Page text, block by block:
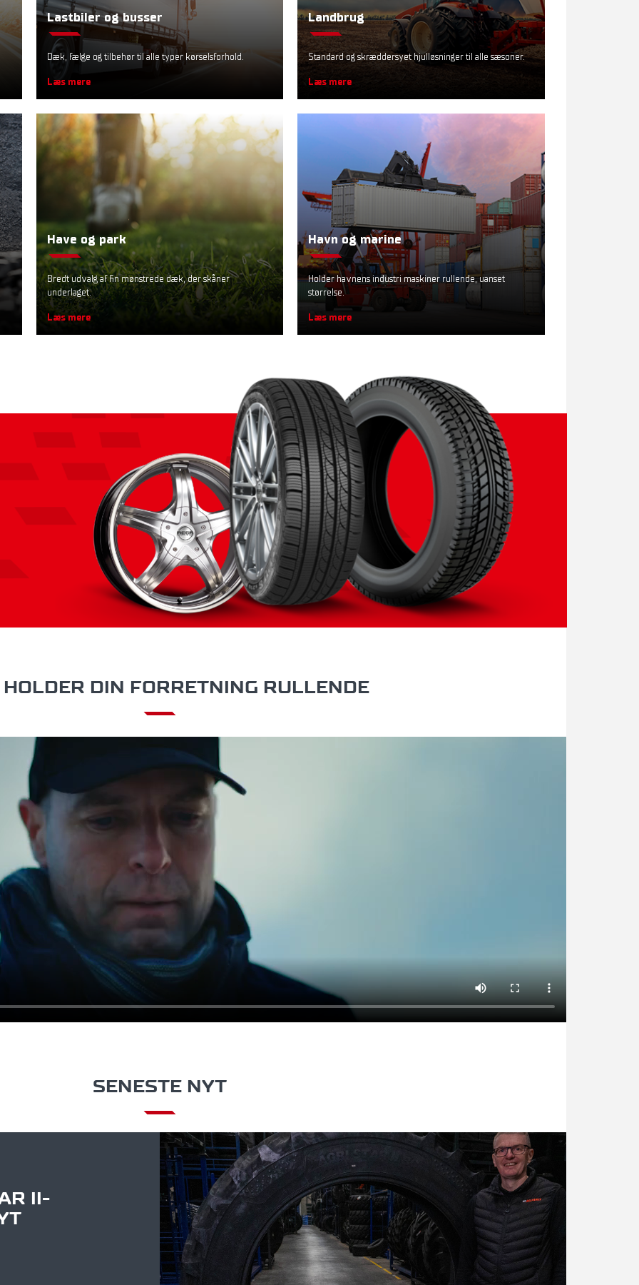
Lastbiler og busser
Dæk, fælge og tilbehør til alle typer kørselsforhold.
Læs mere
Landbrug
Standard og skræddersyet hjulløsninger til alle sæsoner.
Læs mere
Have og park
Bredt udvalg af fin mønstrede dæk, der skåner
underlaget.
Læs mere
Havn og marine
Holder havnens industri maskiner rullende, uanset
størrelse.
Læs mere
DIN FORRETNING RULLENDE
SENESTE NYT
II-